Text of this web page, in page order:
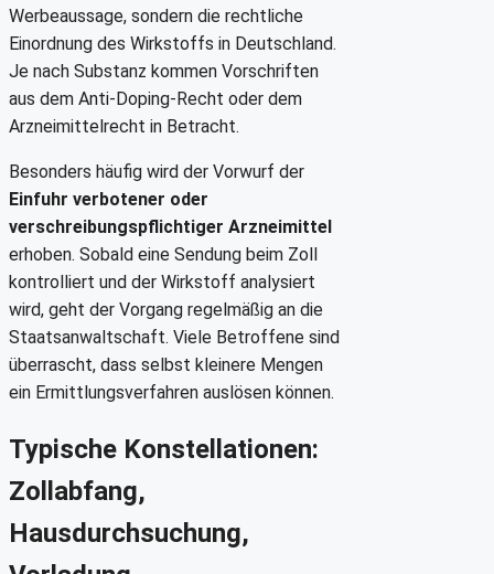
Werbeaussage, sondern die rechtliche
Einordnung des Wirkstoffs in Deutschland.
Je nach Substanz kommen Vorschriften
aus dem Anti-Doping-Recht oder dem
Arzneimittelrecht in Betracht.
Besonders häufig wird der Vorwurf der
Einfuhr verbotener oder
verschreibungspflichtiger Arzneimittel
erhoben. Sobald eine Sendung beim Zoll
kontrolliert und der Wirkstoff analysiert
wird, geht der Vorgang regelmäßig an die
Staatsanwaltschaft. Viele Betroffene sind
überrascht, dass selbst kleinere Mengen
ein Ermittlungsverfahren auslösen können.
Typische Konstellationen:
Zollabfang,
Hausdurchsuchung,